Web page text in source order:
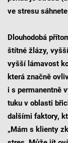
ve stresu
Dlouhodobá
štítné žlázy,
vyšší lámavost
která značně
i s permanentně
tuku v oblasti
dalšími faktory,
„Mám s klienty